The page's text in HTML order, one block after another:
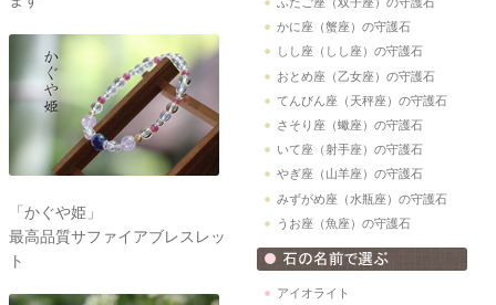
「かぐや姫」
最高品質サファイアブレスレッ
ト
かに座（蟹座）の守護石
しし座（しし座）の守護石
おとめ座（乙女座）の守護石
てんびん座（天秤座）の守護石
さそり座（蠍座）の守護石
いて座（射手座）の守護石
やぎ座（山羊座）の守護石
みずがめ座（水瓶座）の守護石
うお座（魚座）の守護石
アイオライト